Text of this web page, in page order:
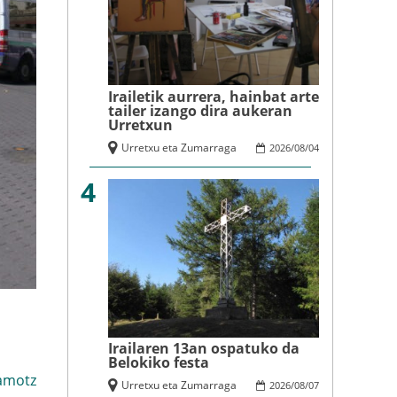
Irailetik aurrera, hainbat arte
tailer izango dira aukeran
Urretxun
2026/08/04
Urretxu eta Zumarraga
4
Irailaren 13an ospatuko da
Belokiko festa
2026/08/07
Urretxu eta Zumarraga